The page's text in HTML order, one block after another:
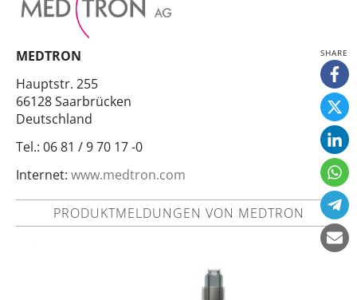
MEDTRON
Hauptstr. 255
66128 Saarbrücken
Deutschland
Tel.: 06 81 / 9 70 17 -0
Internet: www.medtron.com
PRODUKTMELDUNGEN VON MEDTRON